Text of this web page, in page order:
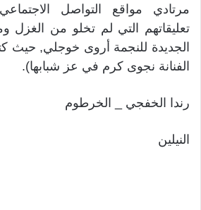
مرتادي مواقع التواصل
تعليقاتهم التي لم تخلو من الغزل
الجديدة للنجمة أروى خوجلي, حيث
الفنانة نجوى كرم في عز شبابها).
رندا الخفجي _ الخرطوم
النيلين